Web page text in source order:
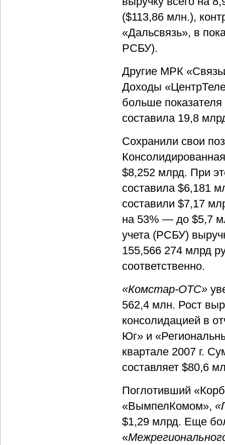
($113,86 млн.),
«Дальсвязь», в
РСБУ).
Другие МРК
Доходы
больше
составила 19,8
Сохранили свои
$8,252 млрд. При
составила $6,181
составили $7,17
на 53% — до $5,7
учета (РСБУ)
155,566 274 млрд
соответственно.
«Комстар-ОТС»
562,4 млн. Рост
консолидацией в
Юг» и
квартале 2007 г.
составляет $80,6
Поглотивший
«ВымпелКомом»,
$1,29 млрд. Еще
«